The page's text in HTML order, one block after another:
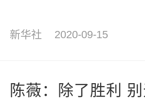
新华社 2020-09-15
陈薇：除了胜利